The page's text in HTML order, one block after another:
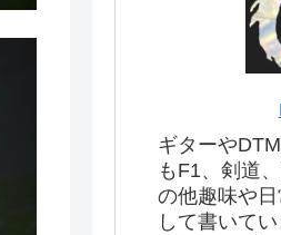
ギターや
もF1、剣道
の他趣味や
して書いて